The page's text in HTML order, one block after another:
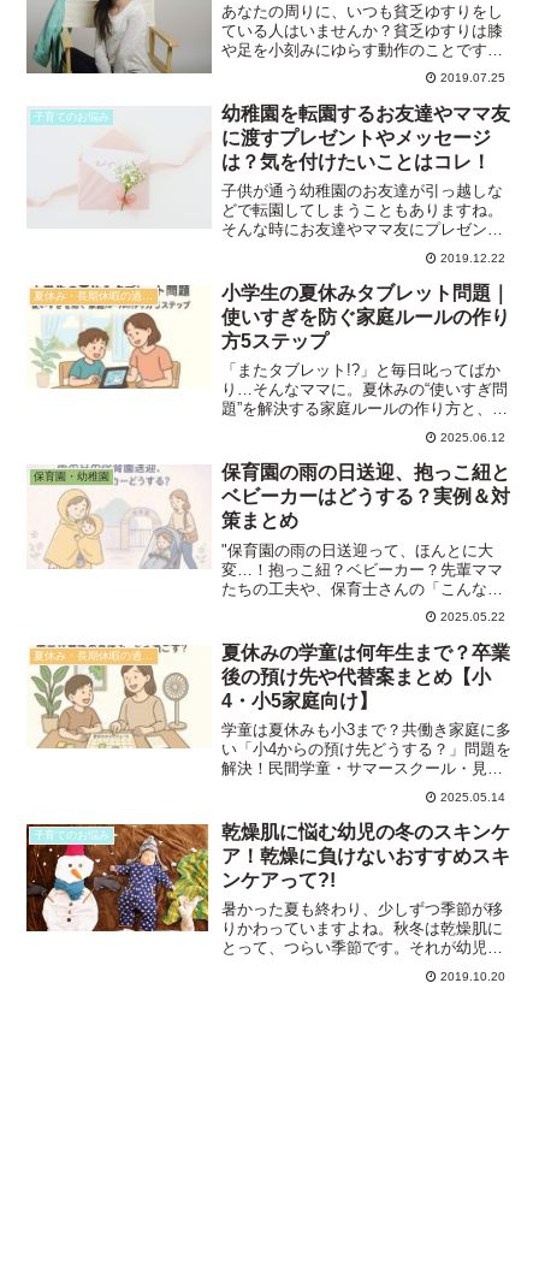
あなたの周りに、いつも貧乏ゆすりをし
ている人はいませんか？貧乏ゆすりは膝
や足を小刻みにゆらす動作のことです
が、「貧乏」という言葉がついているこ
とからも分かるように、あまり良く思わ
れていないのは確かです。我が家の中学
生の息子も、貧乏ゆすりをよ...
2019.07.25
子育てのお悩み
幼稚園を転園するお友達やママ友
に渡すプレゼントやメッセージ
は？気を付けたいことはコレ！
子供が通う幼稚園のお友達が引っ越しな
どで転園してしまうこともありますね。
そんな時にお友達やママ友にプレゼント
を渡すなら、どんなものがいいでしょう
か？気を付けたほうがいいことはあるの
でしょうか？今回は、転園するお友達や
ママ友に渡すプレゼントや...
2019.12.22
夏休み・長期休暇の過ごし方
小学生の夏休みタブレット問題｜
使いすぎを防ぐ家庭ルールの作り
方5ステップ
「またタブレット!?」と毎日叱ってばか
り…そんなママに。夏休みの“使いすぎ問
題”を解決する家庭ルールの作り方と、子
どもが納得して守ってくれるコツをご紹
2025.06.12
保育園・幼稚園
保育園の雨の日送迎、抱っこ紐と
ベビーカーはどうする？実例＆対
策まとめ
"保育園の雨の日送迎って、ほんとに大
変…！抱っこ紐？ベビーカー？先輩ママ
たちの工夫や、保育士さんの「こんな風
にしてくれると助かる！」リアルな声を
2025.05.22
夏休みの学童は何年生まで？卒業
後の預け先や代替案まとめ【小
4・小5家庭向け】
学童は夏休みも小3まで？共働き家庭に多
い「小4からの預け先どうする？」問題を
解決！民間学童・サマースクール・見守
りカメラなど、卒業後の代替案を詳しく
2025.05.14
子育てのお悩み
乾燥肌に悩む幼児の冬のスキンケ
ア！乾燥に負けないおすすめスキ
ンケアって?!
暑かった夏も終わり、少しずつ季節が移
りかわっていますよね。秋冬は乾燥肌に
とって、つらい季節です。それが幼児と
もなれば大人よりきっとつらい季節では
ないでしょうか。乾燥肌に悩む幼児の冬
2019.10.20